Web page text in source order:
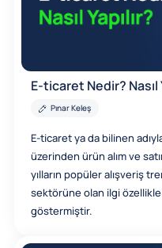
E-ticaret Nedir? Nasıl
Pınar Keleş
E-ticaret ya da bilinen
üzerinden ürün alım ve
yılların popüler alışveriş
sektörüne olan ilgi
göstermiştir.